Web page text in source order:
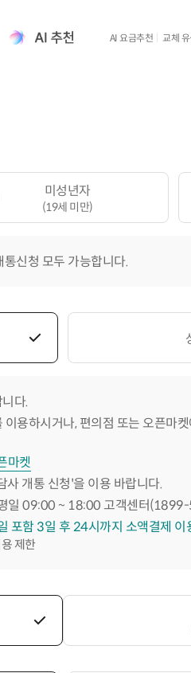
AI 요금추천 교체
미성년자
(19세 미만)
신청 모두 가능합니다.
다.
용하시거나, 편의점 또는 오픈마
마켓
사 개통 신청'을 이용 바랍니다.
일 09:00 ~ 18:00 고객센터
포함 3일 후 24시까지 소액결제 이
제한